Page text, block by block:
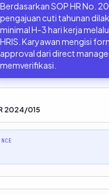
Berdasarkan SOP HR No.
pengajuan cuti tahunan
minimal H-3 hari kerja
HRIS. Karyawan mengisi
approval dari direct
memverifikasi.
2024/015